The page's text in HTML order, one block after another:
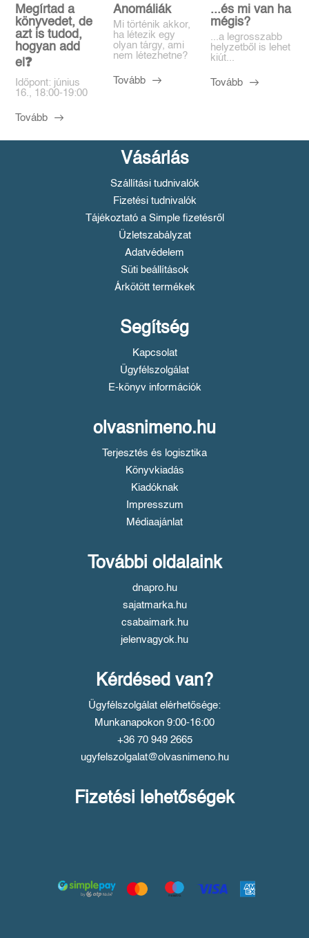
Megírtad a
könyvedet, de
azt is tudod,
hogyan add
el❓️
Időpont: június
16., 18:00-19:00
Tovább
Anomáliák
Mi történik akkor,
ha létezik egy
olyan tárgy, ami
nem létezhetne?
Tovább
...és mi van ha
mégis?
...a legrosszabb
helyzetből is lehet
kiút...
Tovább
Vásárlás
Szállítási tudnivalók
Fizetési tudnivalók
Tájékoztató a Simple fizetésről
Üzletszabályzat
Adatvédelem
Süti beállítások
Árkötött termékek
Segítség
Kapcsolat
Ügyfélszolgálat
E-könyv információk
olvasnimeno.hu
Terjesztés és logisztika
Könyvkiadás
Kiadóknak
Impresszum
Médiaajánlat
További oldalaink
dnapro.hu
sajatmarka.hu
csabaimark.hu
jelenvagyok.hu
Kérdésed van?
Ügyfélszolgálat elérhetősége:
Munkanapokon 9:00-16:00
+36 70 949 2665
ugyfelszolgalat@olvasnimeno.hu
Fizetési lehetőségek